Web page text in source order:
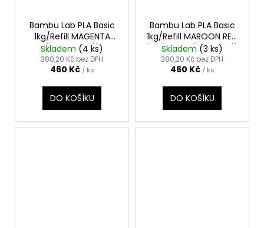
Bambu Lab PLA Basic
1kg/Refill MAGENTA
(PURPUROVÁ)
Skladem (4 ks)
380,20 Kč bez DPH
460 Kč / ks
DO KOŠÍKU
Bambu Lab PLA Basic
1kg/Refill MAROON RED
(KAŠTANOVĚ ČERVENÁ)
Skladem (3 ks)
380,20 Kč bez DPH
460 Kč / ks
DO KOŠÍKU